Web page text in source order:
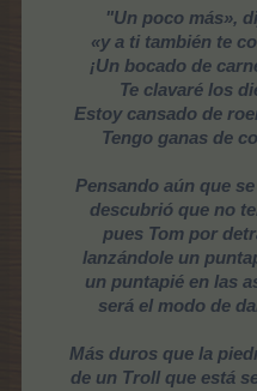
"Un poco más»,
«y a ti también te
¡Un bocado de
Te clavaré los
Estoy cansado de
Tengo ganas de
Pensando aún que
descubrió que no
pues Tom por
lanzándole un
un puntapié en las
será el modo de
Más duros que la
de un Troll que está